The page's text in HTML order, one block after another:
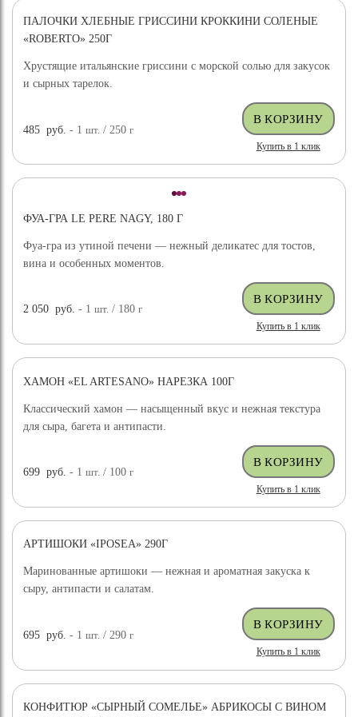
ПАЛОЧКИ ХЛЕБНЫЕ ГРИССИНИ КРОККИНИ СОЛЕНЫЕ
«ROBERTO» 250Г
Хрустящие итальянские гриссини с морской солью для закусок
и сырных тарелок.
485 руб. - 1шт. / 250г
Купить в 1 клик
ФУА-ГРА LE PERE NAGY, 180 Г
Фуа-гра из утиной печени — нежный деликатес для тостов,
вина и особенных моментов.
2 050 руб. - 1шт. / 180г
Купить в 1 клик
ХАМОН «EL ARTESANO» НАРЕЗКА 100Г
Классический хамон — насыщенный вкус и нежная текстура
для сыра, багета и антипасти.
699 руб. - 1шт. / 100г
Купить в 1 клик
АРТИШОКИ «IPOSEA» 290Г
Маринованные артишоки — нежная и ароматная закуска к
сыру, антипасти и салатам.
695 руб. - 1шт. / 290г
Купить в 1 клик
КОНФИТЮР «СЫРНЫЙ СОМЕЛЬЕ» АБРИКОСЫ С ВИНОМ